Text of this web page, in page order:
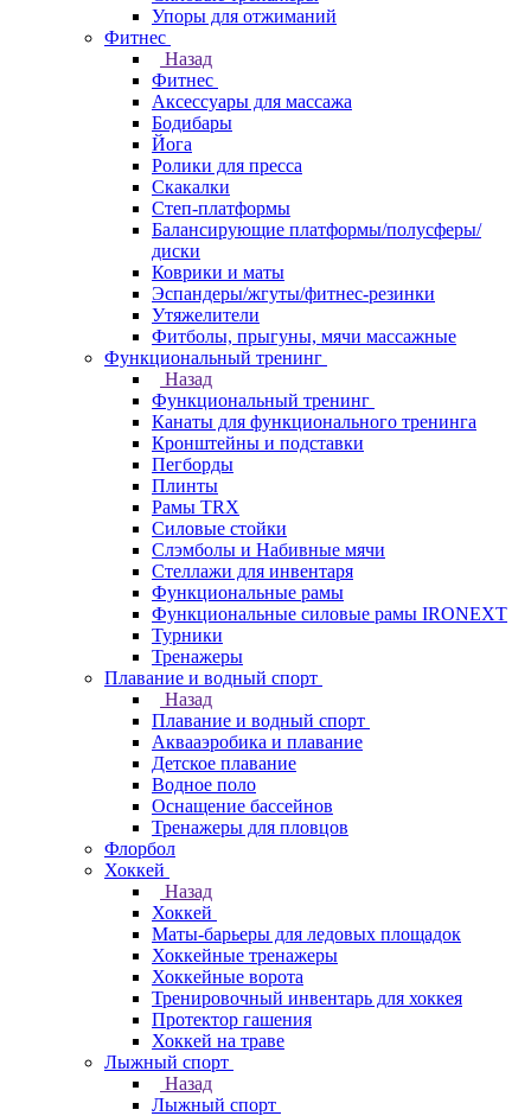
Упоры для отжиманий
Фитнес
Назад
Фитнес
Аксессуары для массажа
Бодибары
Йога
Ролики для пресса
Скакалки
Степ-платформы
Балансирующие платформы/полусферы/
диски
Коврики и маты
Эспандеры/жгуты/фитнес-резинки
Утяжелители
Фитболы, прыгуны, мячи массажные
Функциональный тренинг
Назад
Функциональный тренинг
Канаты для функционального тренинга
Кронштейны и подставки
Пегборды
Плинты
Рамы TRX
Силовые стойки
Слэмболы и Набивные мячи
Стеллажи для инвентаря
Функциональные рамы
Функциональные силовые рамы IRONEXT
Турники
Тренажеры
Плавание и водный спорт
Назад
Плавание и водный спорт
Аквааэробика и плавание
Детское плавание
Водное поло
Оснащение бассейнов
Тренажеры для пловцов
Флорбол
Хоккей
Назад
Хоккей
Маты-барьеры для ледовых площадок
Хоккейные тренажеры
Хоккейные ворота
Тренировочный инвентарь для хоккея
Протектор гашения
Хоккей на траве
Лыжный спорт
Назад
Лыжный спорт